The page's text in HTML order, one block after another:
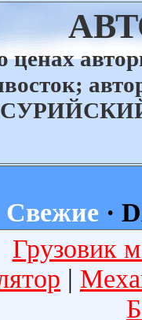
ценах
Свежие ·
Грузовик
|